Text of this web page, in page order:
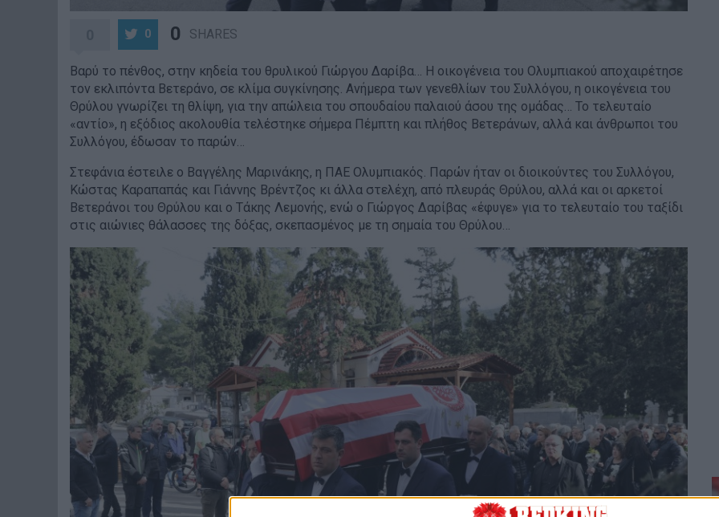
0 SHARES
0
Βαρύ το πένθος, στην κηδεία του θρυλικού Γιώργου Δαρίβα… Η οικογένεια του Ολυμπιακού αποχαιρέτησε
τον εκλιπόντα Βετεράνο, σε κλίμα συγκίνησης. Ανήμερα των γενεθλίων του Συλλόγου, η οικογένεια του
Θρύλου γνωρίζει τη θλίψη, για την απώλεια του σπουδαίου παλαιού άσου της ομάδας… Το τελευταίο
«αντίο», η εξόδιος ακολουθία τελέστηκε σήμερα Πέμπτη και πλήθος Βετεράνων, αλλά και άνθρωποι του
Συλλόγου, έδωσαν το παρών…
Στεφάνια έστειλε ο Βαγγέλης Μαρινάκης, η ΠΑΕ Ολυμπιακός. Παρών ήταν οι διοικούντες του Συλλόγου,
Κώστας Καραπαπάς και Γιάννης Βρέντζος κι άλλα στελέχη, από πλευράς Θρύλου, αλλά και οι αρκετοί
Βετεράνοι του Θρύλου και ο Τάκης Λεμονής, ενώ ο Γιώργος Δαρίβας «έφυγε» για το τελευταίο του ταξίδι
στις αιώνιες θάλασσες της δόξας, σκεπασμένος με τη σημαία του Θρύλου…